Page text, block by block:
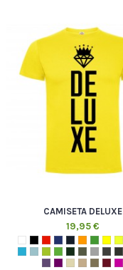
CAMISETA DELUXE
19,95 €